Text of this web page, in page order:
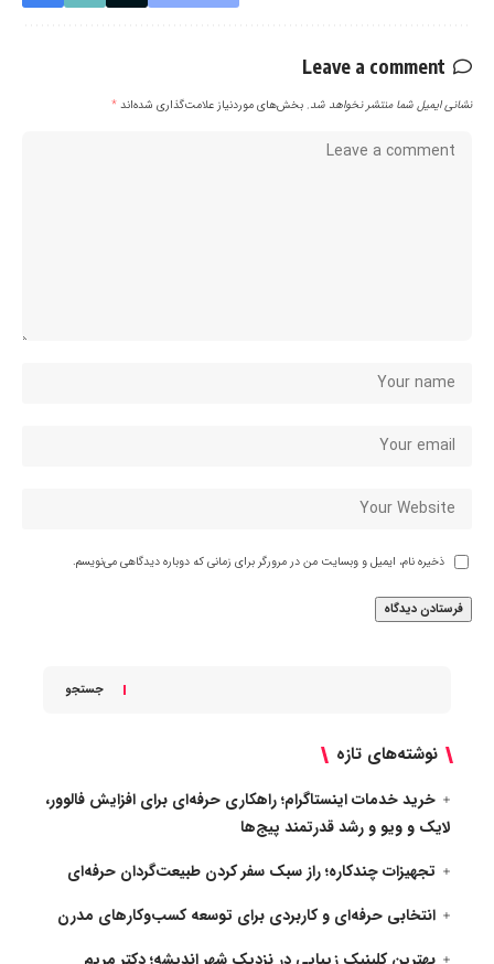
Leave a comment
نشانی ایمیل شما منتشر نخواهد شد. بخش‌های موردنیاز علامت‌گذاری شده‌اند*
ذخیره نام، ایمیل و وبسایت من در مرورگر برای زمانی که دوباره دیدگاهی می‌نویسم.
جستجو
نوشته‌های تازه
خرید خدمات اینستاگرام؛ راهکاری حرفه‌ای برای افزایش فالوور،
لایک و ویو و رشد قدرتمند پیج‌ها
تجهیزات چندکاره؛ راز سبک سفر کردن طبیعت‌گردان حرفه‌ای
انتخابی حرفه‌ای و کاربردی برای توسعه کسب‌وکارهای مدرن